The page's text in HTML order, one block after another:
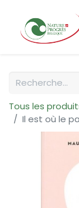
Tous les
Il est où le